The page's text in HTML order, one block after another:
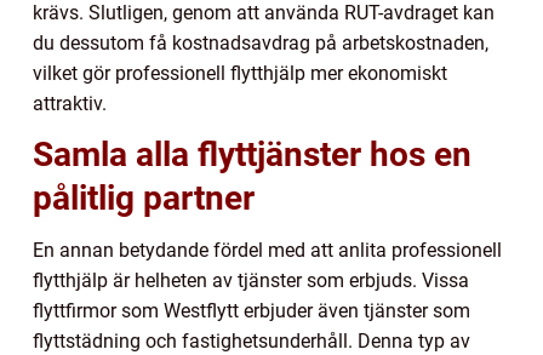
krävs. Slutligen, genom att använda RUT-avdraget kan
du dessutom få kostnadsavdrag på arbetskostnaden,
vilket gör professionell flytthjälp mer ekonomiskt
attraktiv.
Samla alla flyttjänster hos en
pålitlig partner
En annan betydande fördel med att anlita professionell
flytthjälp är helheten av tjänster som erbjuds. Vissa
flyttfirmor som Westflytt erbjuder även tjänster som
flyttstädning och fastighetsunderhåll. Denna typ av